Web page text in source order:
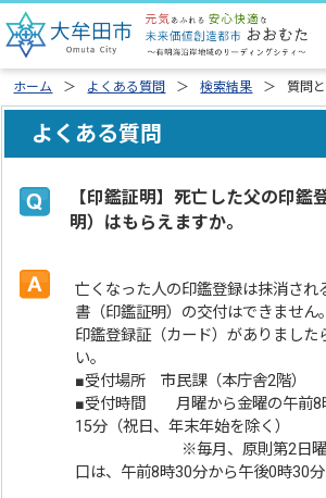
ホーム よくある質問 検索結果 質問
よくある質問
【印鑑証明】死亡した父の印鑑
明）はもらえますか。
亡くなった人の印鑑登録は抹消され
書（印鑑証明）の交付はできません。
印鑑登録証（カード）がありました
い。
■受付場所 市民課（本庁舎2階）
■受付時間 月曜から金曜の午前8
15分（祝日、年末年始を除く）
※毎月、原則第2日曜日に
口は、午前8時30分から午後0時30分